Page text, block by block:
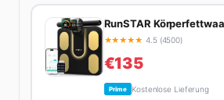
RunSTAR
★★★★★ 4.5 (4500)
€135
Prime Kostenlose Lieferung